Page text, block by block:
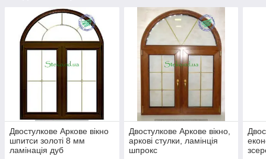
Двостулкове Аркове вікно
шпитси золоті 8 мм
ламінація дуб
Двостулкове Аркове вікно,
аркові стулки, ламінція
шпрокс